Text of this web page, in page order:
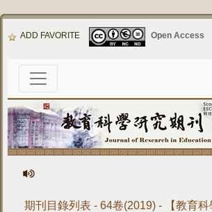
ADD FAVORITE Open Access
期刊目錄列表 - 64卷(2019) - 【教育科